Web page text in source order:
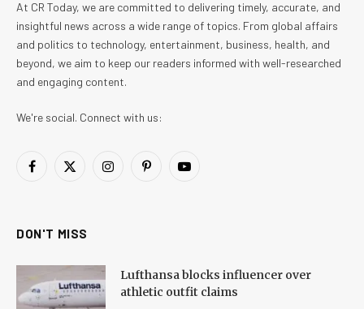
At CR Today, we are committed to delivering timely, accurate, and
insightful news across a wide range of topics. From global affairs
and politics to technology, entertainment, business, health, and
beyond, we aim to keep our readers informed with well-researched
and engaging content.
We're social. Connect with us:
Facebook
X
InstagramPinterestYouTube
DON'T MISS
Lufthansa blocks influencer over
athletic outfit claims